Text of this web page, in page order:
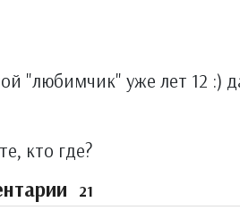
"любимчик" уже лет 12 :)
кто где?
21